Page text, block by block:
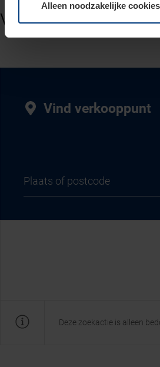
Alleen noodzakelijke cookies
Vind een dealer
Vind verkooppunt
Deze zoekactie is alleen